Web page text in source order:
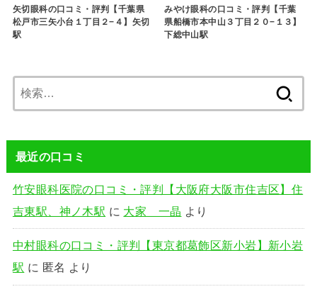
矢切眼科の口コミ・評判【千葉県
松戸市三矢小台１丁目２−４】矢切
駅
みやけ眼科の口コミ・評判【千葉
県船橋市本中山３丁目２０−１３】
下総中山駅
索:
最近の口コミ
竹安眼科医院の口コミ・評判【大阪府大阪市住吉区】住
吉東駅、神ノ木駅 に 大家 一晶 より
中村眼科の口コミ・評判【東京都葛飾区新小岩】新小岩
駅 に 匿名 より